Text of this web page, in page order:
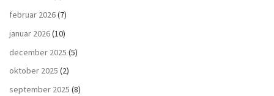
februar 2026(7)
januar 2026(10)
december 2025 (5)
oktober 2025 (2)
september 2025 (8)